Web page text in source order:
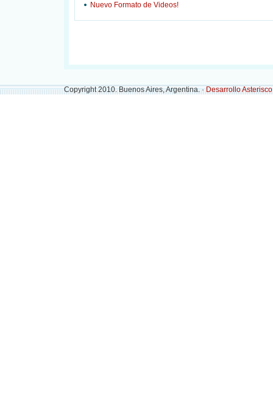
Nuevo Formato de Videos!
Copyright 2010. Buenos Aires, Argentina. ·Desarrollo